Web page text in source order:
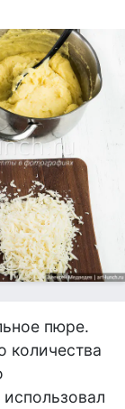
пюре.
количества